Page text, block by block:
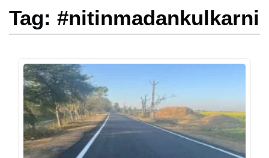
Tag: #nitinmadankulkarni